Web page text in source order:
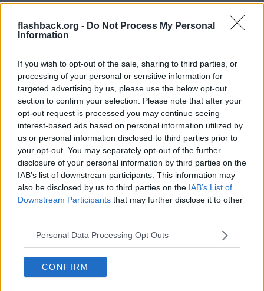
flashback.org - Do Not Process My Personal
Information
If you wish to opt-out of the sale, sharing to third parties, or
processing of your personal or sensitive information for
targeted advertising by us, please use the below opt-out
section to confirm your selection. Please note that after your
opt-out request is processed you may continue seeing
interest-based ads based on personal information utilized by
us or personal information disclosed to third parties prior to
your opt-out. You may separately opt-out of the further
disclosure of your personal information by third parties on the
IAB’s list of downstream participants. This information may
also be disclosed by us to third parties on the IAB’s List of
Downstream Participants that may further disclose it to other
Personal Data Processing Opt Outs
CONFIRM
2022-02-08, 01:05 #8
serdukatten
Medlem
Reg: Dec 2019
Inlägg: 27
svensk är jag ledsen att behöva säga att svenska tjejer hamnar
sist i kön, alldeles för bortskämda, uppkäftiga och stökiga.
2022-02-08, 03:09
Lawnmoverman2011
Reg: Dec 2011
Inlägg: 23 683
Citat:
Ursprungligen postat av doc-leaks
Om du någonsin har eller vet någon som ska hyra ut sin
bostad i andrahands så välj absolut inte svenska tjejer under
35 år.
Vi har två bostadsrätter i Stockholm som vi hyrde ut under
fördomarna om hur lugna och skötsamma tjejer skulle vara
än killar. I en av lägenheterna som är en 3a så har vi haft två
tjejer (vänner med varandra) och i den andra lägenheten en
annan tjej och alla tre har varit i åldrarna 24-27 år. När jag
skulle besikta lägenheten var det rena mardröm, när jag fick
syn på vilka slitage de har orsakat, men också har jag fått